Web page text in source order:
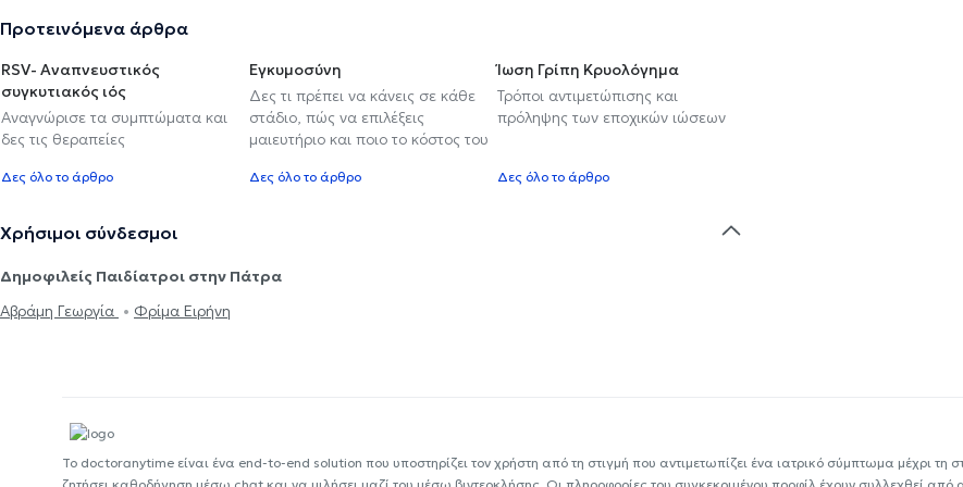
Προτεινόμενα άρθρα
RSV- Αναπνευστικός
συγκυτιακός ιός
Αναγνώρισε τα συμπτώματα και
δες τις θεραπείες
Δες όλο το άρθρο
Εγκυμοσύνη
Δες τι πρέπει να κάνεις σε κάθε
στάδιο, πώς να επιλέξεις
μαιευτήριο και ποιο το κόστος του
Δες όλο το άρθρο
Ίωση Γρίπη Κρυολόγημα
Τρόποι αντιμετώπισης και
πρόληψης των εποχικών ιώσεων
Δες όλο το άρθρο
Χρήσιμοι σύνδεσμοι
Δημοφιλείς Παιδίατροι στην Πάτρα
Αβράμη Γεωργία
Φρίμα Ειρήνη
Το doctoranytime είναι ένα end-to-end solution που υποστηρίζει τον χρήστη από τη στιγμή που αντιμετωπίζει ένα ιατρικό σύμπτωμα μέχρι τη